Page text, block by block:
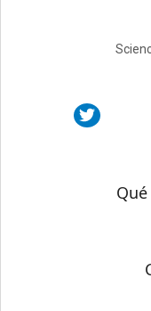
Sobre